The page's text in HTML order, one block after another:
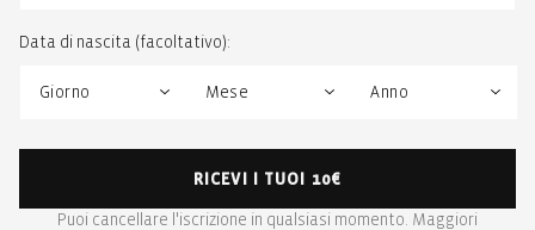
Data di nascita (facoltativo):
RICEVI I TUOI 10€
Puoi cancellare l'iscrizione in qualsiasi momento. Maggiori